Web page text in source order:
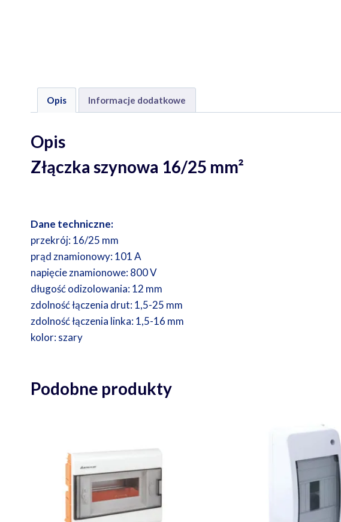
Opis Informacje dodatkowe
Opis
Złączka szynowa 16/25 mm²
Dane techniczne:
przekrój: 16/25 mm
prąd znamionowy: 101 A
napięcie znamionowe: 800 V
długość odizolowania: 12 mm
zdolność łączenia drut: 1,5-25 mm
zdolność łączenia linka: 1,5-16 mm
kolor: szary
Podobne produkty